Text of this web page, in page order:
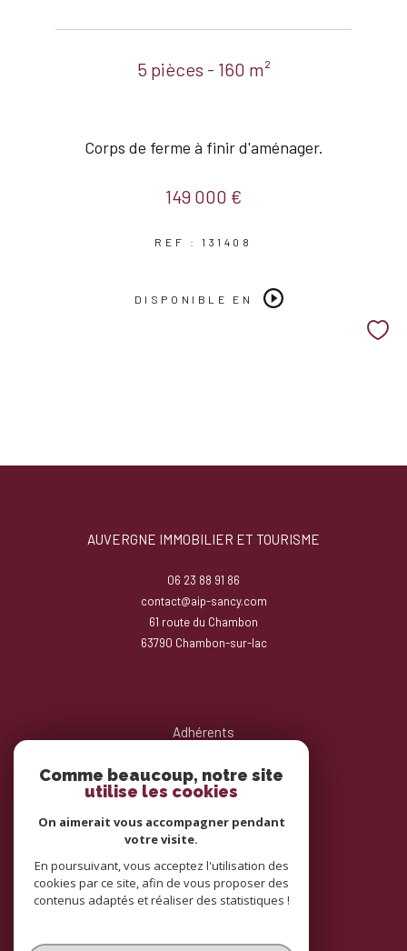
5 pièces - 160 m²
Corps de ferme à finir d'aménager.
149 000 €
REF : 131408
DISPONIBLE EN
AUVERGNE IMMOBILIER ET TOURISME
06 23 88 91 86
contact@aip-sancy.com
61 route du Chambon
63790
chambon-sur-lac
Adhérents
Comme beaucoup, notre site
utilise les cookies
On aimerait vous accompagner pendant
votre visite.
En poursuivant, vous acceptez l'utilisation des
cookies par ce site, afin de vous proposer des
contenus adaptés et réaliser des statistiques !